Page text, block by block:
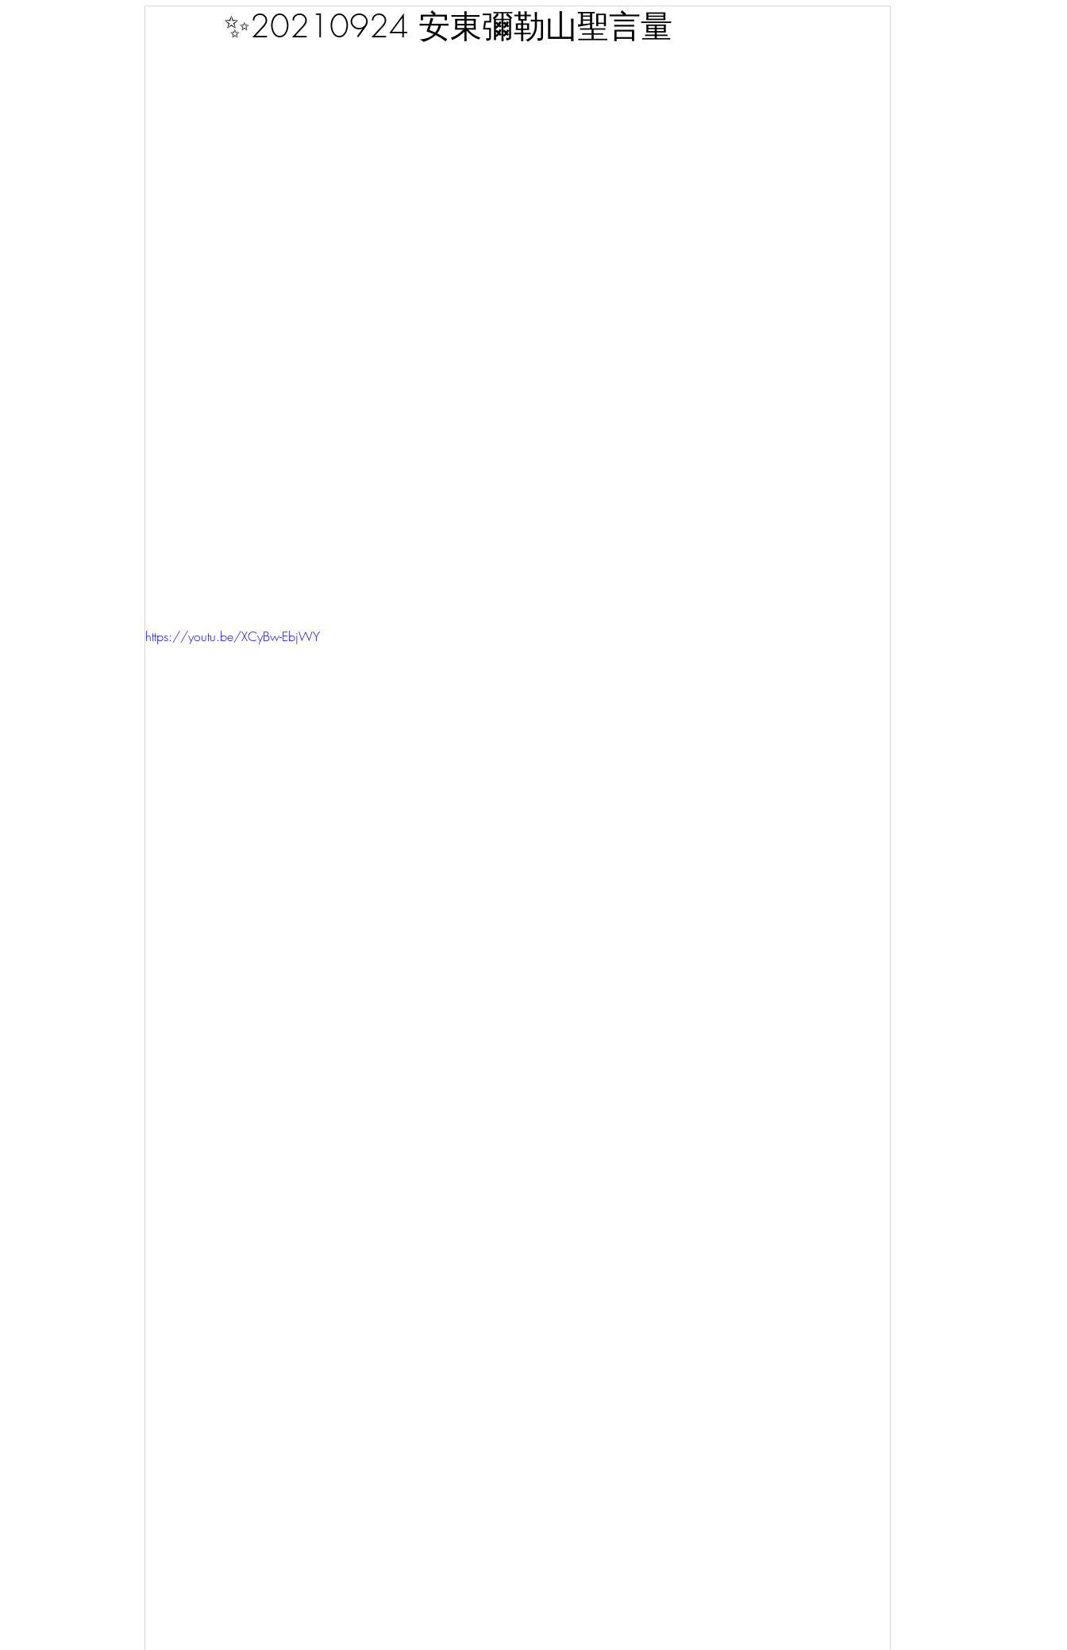
✨20210924 安東彌勒山聖言量
https://youtu.be/XCyBw-EbjWY